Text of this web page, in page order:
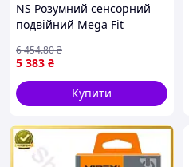
NS Розумний сенсорний
подвійний Mega Fit
з розеткою та USB Type-C
18Вт, біла, Nes22/Q
5 383 ₴
6 454.80₴
Купити